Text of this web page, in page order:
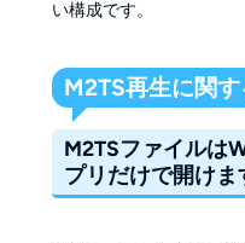
い構成です。
M2TS再生に関
M2TSファイルは
プリだけで開けま